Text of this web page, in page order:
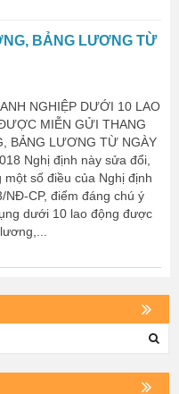
BẢNG LƯƠNG TỪ
NGHIỆP DƯỚI 10 LAO
MIỄN GỬI THANG
BẢNG LƯƠNG TỪ NGÀY
Nghị định này sửa đổi,
một số điều của Nghị định
NĐ-CP, điểm đáng chú ý
dưới 10 lao động được